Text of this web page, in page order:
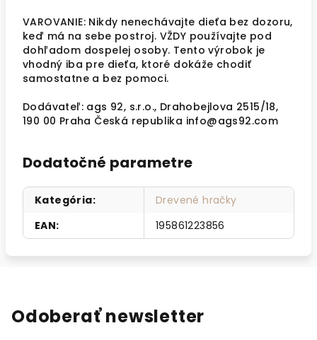
VAROVANIE: Nikdy nenechávajte dieťa bez dozoru,
keď má na sebe postroj. VŽDY používajte pod
dohľadom dospelej osoby. Tento výrobok je
vhodný iba pre dieťa, ktoré dokáže chodiť
samostatne a bez pomoci.
Dodávateľ: ags 92, s.r.o., Drahobejlova 2515/18,
190 00 Praha Česká republika info@ags92.com
Dodatočné parametre
Kategória:
Drevené hračky
EAN: 195861223856
Odoberať newsletter